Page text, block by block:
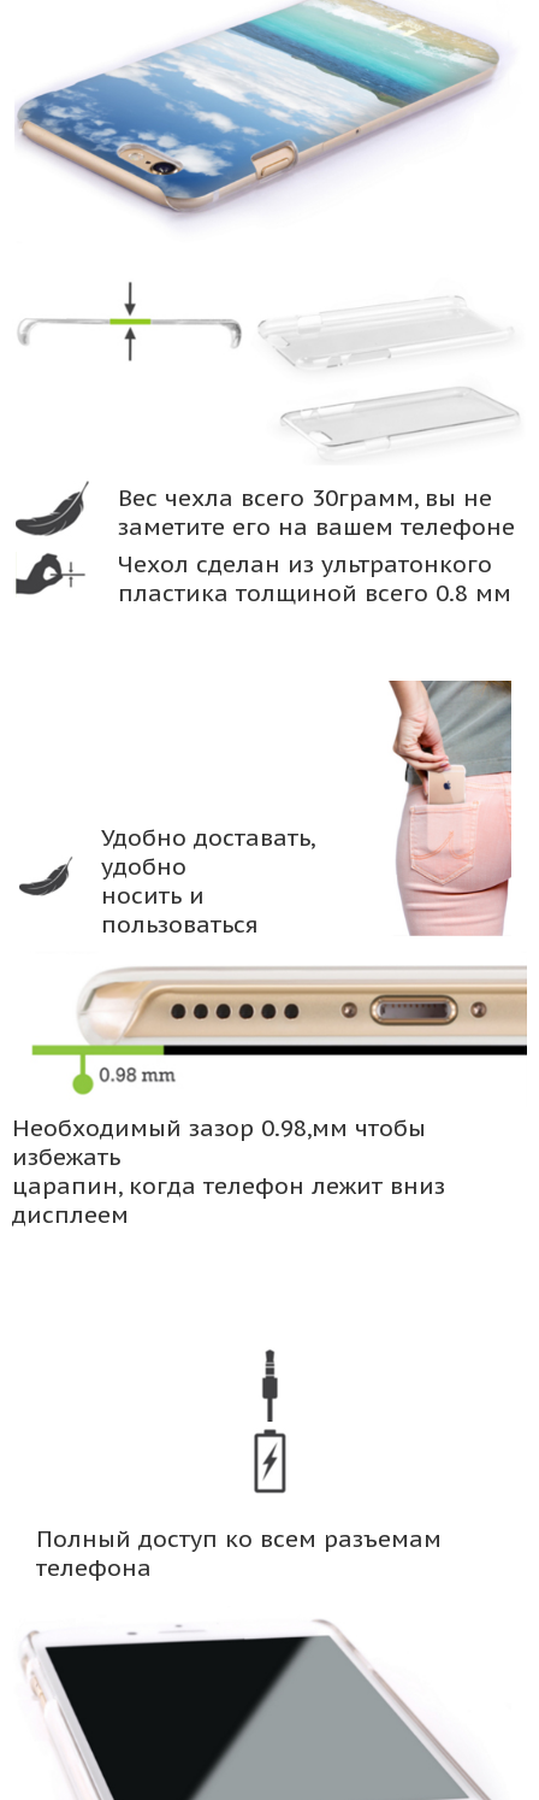
Вес чехла всего 30грамм, вы не
заметите его на вашем телефоне
Чехол сделан из ультратонкого
пластика толщиной всего 0.8 мм
Удобно доставать,
удобно
носить и
пользоваться
Необходимый зазор 0.98,мм чтобы
избежать
царапин, когда телефон лежит вниз
дисплеем
Полный доступ ко всем разъемам
телефона